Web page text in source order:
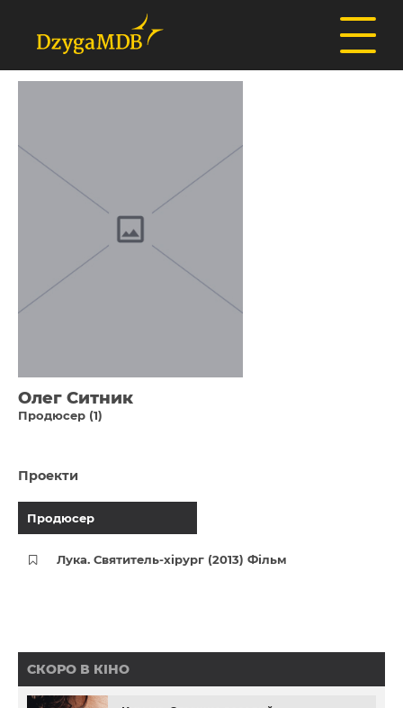
Олег Ситник
Продюсер (1)
Проекти
Продюсер
Лука. Святитель-хірург (2013) Фільм
СКОРО В КІНО